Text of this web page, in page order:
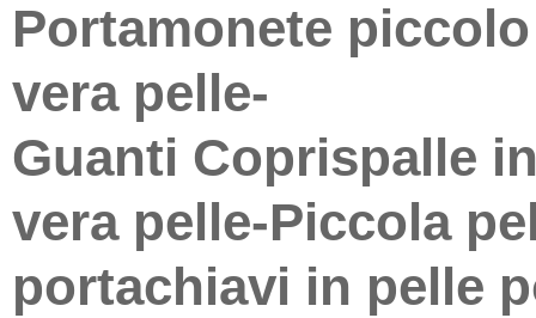
Portamonete
vera pelle-
Guanti Coprispalle
vera pelle-Piccola
portachiavi in ​​pelle